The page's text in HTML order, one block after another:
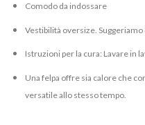
Comodo da indossare
Vestibilità oversize. Suggeriamo
Istruzioni per la cura: Lavare in
Una felpa offre sia calore che
versatile allo stesso tempo.